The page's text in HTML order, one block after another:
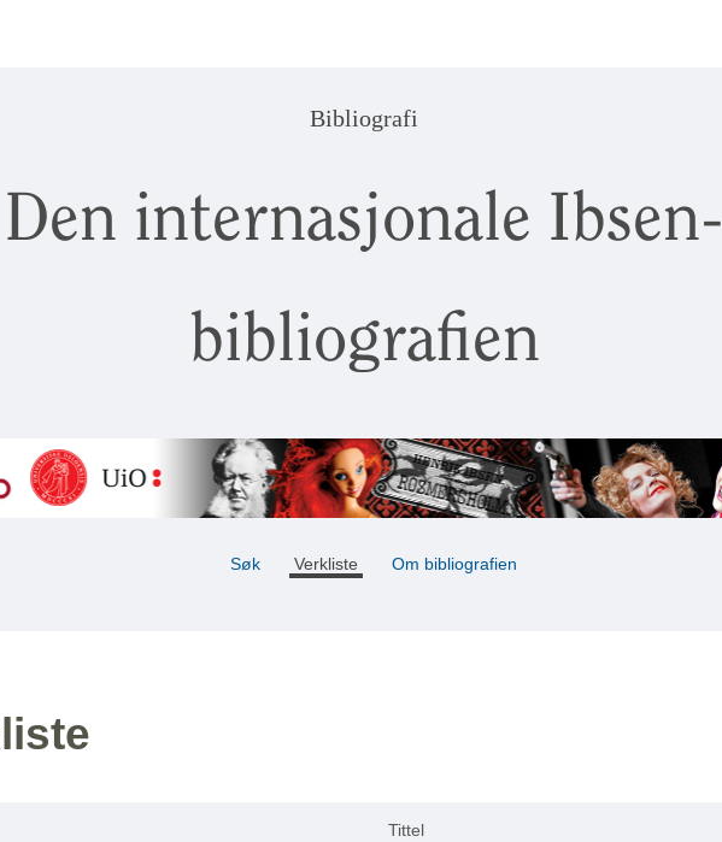
Bibliografi
Den internasjonale Ibsen-
bibliografien
Søk Verkliste Om bibliografien
Tittel